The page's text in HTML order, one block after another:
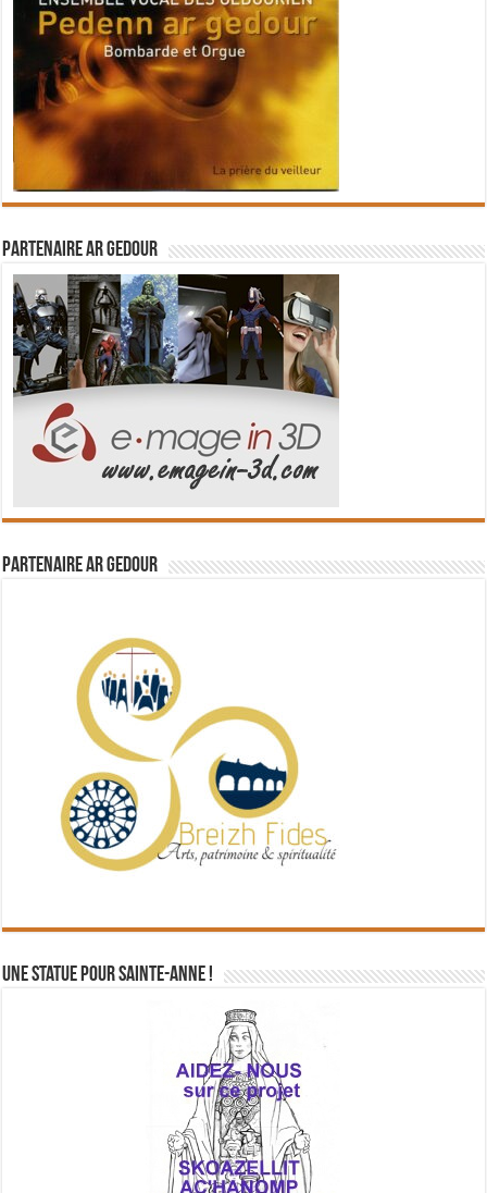
Partenaire Ar Gedour
Partenaire Ar Gedour
Une statue pour Sainte-Anne !